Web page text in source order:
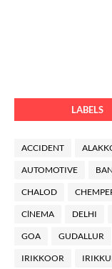
LABELS
ACCIDENT
AUTOMOTIVE
CHALOD
ClNEMA DELHI
GOA GUDALLUR
IRIKKOOR